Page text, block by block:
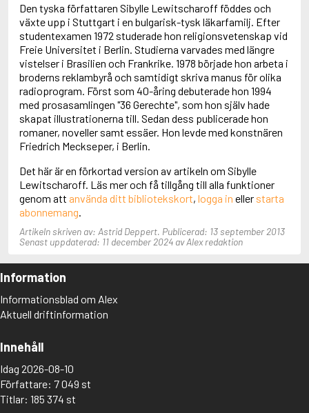
Abrahams, Peter (f. 1947)
Abrahamson, Emmy
Abse, Dannie
Abu-Jaber, Diana
Abulhawa, Susan
Aburas, Lone
Achebe, Chinua
Achmatova, Anna
Aciman, André
Ackebo, Lena
Acker, Kathy
Adam de la Halle
Adamov, Arthur
Adams, Douglas
Adams, Herbert
Adams, Jane
Adams, Richard
Adelborg, Ottilia
Adichie, Chimamanda Ngozi
Adiga, Aravind
Adnan, Etel
Adolfsson, Eva
Adolfsson, Evert
Adolfsson, Gunnar
Adolfsson, Josefine
Den tyska författaren Sibylle Lewitscharoff föddes och
växte upp i Stuttgart i en bulgarisk-tysk läkarfamilj. Efter
studentexamen 1972 studerade hon religionsvetenskap vid
Freie Universitet i Berlin. Studierna varvades med längre
vistelser i Brasilien och Frankrike. 1978 började hon arbeta i
broderns reklambyrå och samtidigt skriva manus för olika
radioprogram. Först som 40-åring debuterade hon 1994
med prosasamlingen "36 Gerechte", som hon själv hade
skapat illustrationerna till. Sedan dess publicerade hon
romaner, noveller samt essäer. Hon levde med konstnären
Friedrich Meckseper, i Berlin.
Det här är en förkortad version av artikeln om Sibylle
Lewitscharoff. Läs mer och få tillgång till alla funktioner
genom att använda ditt bibliotekskort, logga in eller starta
abonnemang.
Artikeln skriven av: Astrid Deppert. Publicerad: 13 september 2013
Senast uppdaterad: 11 december 2024 av Alex redaktion
Information
Informationsblad om Alex
Aktuell driftinformation
Innehåll
Idag 2026-08-10
Författare: 7 049 st
Titlar: 185 374 st